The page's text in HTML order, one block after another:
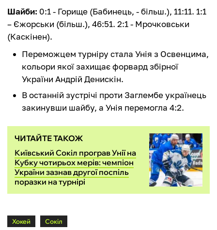
Шайби: 0:1 - Горище (Бабинець, - більш.), 11:11. 1:1
– Єжорськи (більш.), 46:51. 2:1 - Мрочковськи
(Каскінен).
Переможцем турніру стала Унія з Освенцима,
кольори якої захищає форвард збірної
України Андрій Денискін.
В останній зустрічі проти Заглембе українець
закинувши шайбу, а Унія перемогла 4:2.
ЧИТАЙТЕ ТАКОЖ
Київський Сокіл програв Унії на
Кубку чотирьох мерів: чемпіон
України зазнав другої поспіль
поразки на турнірі
Хокей Сокіл